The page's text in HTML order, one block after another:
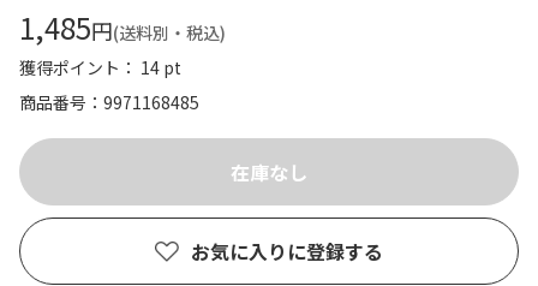
1,485円(送料別・税込)
獲得ポイント： 14 pt
商品番号
9971168485
お気に入りに登録する